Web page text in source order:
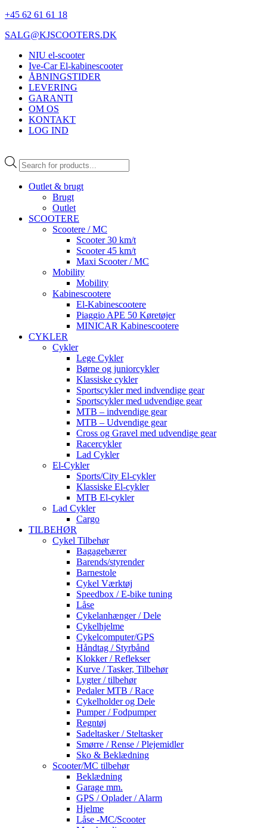
+45 62 61 61 18
SALG@KJSCOOTERS.DK
NIU el-scooter
Ive-Car El-kabinescooter
ÅBNINGSTIDER
LEVERING
GARANTI
OM OS
KONTAKT
LOG IND
Products
search
Outlet & brugt
Brugt
Outlet
SCOOTERE
Scootere / MC
Scooter 30 km/t
Scooter 45 km/t
Maxi Scooter / MC
Mobility
Mobility
Kabinescootere
El-Kabinescootere
Piaggio APE 50 Køretøjer
MINICAR Kabinescootere
CYKLER
Cykler
Lege Cykler
Børne og juniorcykler
Klassiske cykler
Sportscykler med indvendige gear
Sportscykler med udvendige gear
MTB – indvendige gear
MTB – Udvendige gear
Cross og Gravel med udvendige gear
Racercykler
Lad Cykler
El-Cykler
Sports/City El-cykler
Klassiske El-cykler
MTB El-cykler
Lad Cykler
Cargo
TILBEHØR
Cykel Tilbehør
Bagagebærer
Barends/styrender
Barnestole
Cykel Værktøj
Speedbox / E-bike tuning
Låse
Cykelanhænger / Dele
Cykelhjelme
Cykelcomputer/GPS
Håndtag / Styrbånd
Klokker / Reflekser
Kurve / Tasker, Tilbehør
Lygter / tilbehør
Pedaler MTB / Race
Cykelholder og Dele
Pumper / Fodpumper
Regntøj
Sadeltasker / Steltasker
Smørre / Rense / Plejemidler
Sko & Beklædning
Scooter/MC tilbehør
Beklædning
Garage mm.
GPS / Oplader / Alarm
Hjelme
Låse -MC/Scooter